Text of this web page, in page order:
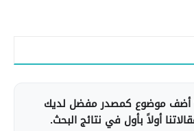
أضف موضوع كمصدر مفضل لديك
أولاً بأول في نتائج البحث.